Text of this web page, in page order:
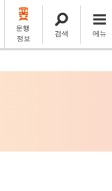
운행
정보
검색 메뉴